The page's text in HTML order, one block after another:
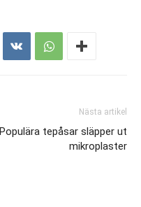
Nästa artikel
Populära tepåsar släpper ut
mikroplaster